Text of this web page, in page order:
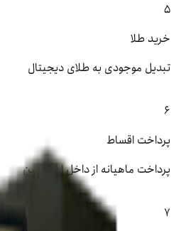
5
خرید طلا
تبدیل موجودی به طلای دیجیتال
6
پرداخت اقساط
پرداخت ماهیانه از داخل اپلیکیشن
7